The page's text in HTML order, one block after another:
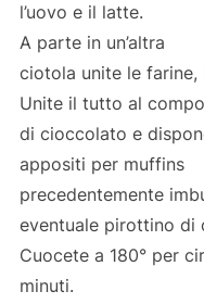
l’uovo e il latte.
A parte in un’altra
ciotola unite le
Unite il tutto al
di cioccolato e
appositi per muffins
precedentemente
eventuale pirottino di
Cuocete a 180° per
minuti.